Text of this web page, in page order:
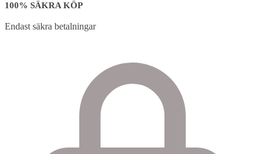
100% SÄKRA KÖP
Endast säkra betalningar